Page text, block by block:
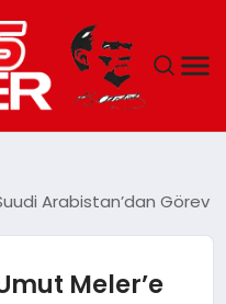
Arabistan’dan Görev
Meler’e